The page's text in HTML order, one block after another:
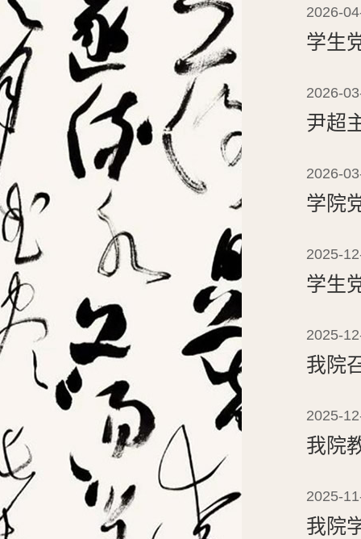
2026-
学生
2026-
尹超
2026-
学院
2025-
学生
2025-
我院
2025-
我院
2025-
我院